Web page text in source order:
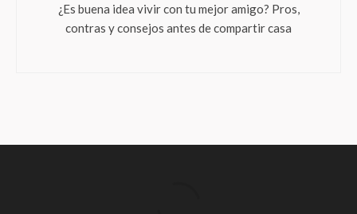
¿Es buena idea vivir con tu mejor amigo? Pros,
contras y consejos antes de compartir casa